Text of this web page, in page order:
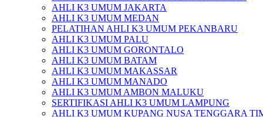
AHLI K3 UMUM JAKARTA
AHLI K3 UMUM MEDAN
PELATIHAN AHLI K3 UMUM PEKANBARU
AHLI K3 UMUM PALU
AHLI K3 UMUM GORONTALO
AHLI K3 UMUM BATAM
AHLI K3 UMUM MAKASSAR
AHLI K3 UMUM MANADO
AHLI K3 UMUM AMBON MALUKU
SERTIFIKASI AHLI K3 UMUM LAMPUNG
AHLI K3 UMUM KUPANG NUSA TENGGARA